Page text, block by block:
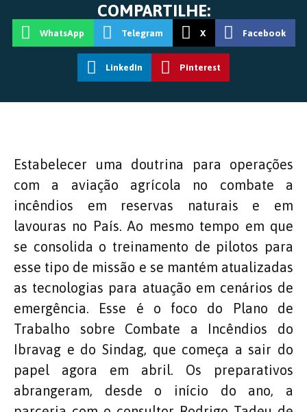
COMPARTILHE:
WhatsApp Telegram X Facebook
LinkedIn Pinterest
Estabelecer uma doutrina para operações
com a aviação agrícola no combate a
incêndios em reservas naturais e em
lavouras no País. Ao mesmo tempo em que
se consolida o treinamento de pilotos para
esse tipo de missão e se mantém atualizadas
as tecnologias para atuação em cenários de
emergência. Esse é o foco do Plano de
Trabalho sobre Combate a Incêndios do
Ibravag e do Sindag, que começa a sair do
papel agora em abril. Os preparativos
abrangeram, desde o início do ano, a